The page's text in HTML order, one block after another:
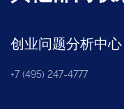
创业问题分析中心
+7 (495) 247-4777